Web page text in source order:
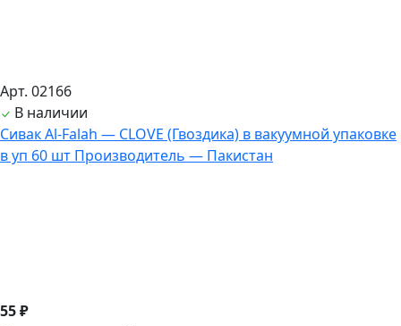
Арт. 02166
В наличии
Сивак Al-Falah — CLOVE (Гвоздика) в вакуумной упаковке
в уп 60 шт Производитель — Пакистан
55 ₽